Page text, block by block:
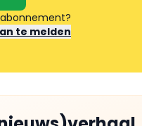
te melden